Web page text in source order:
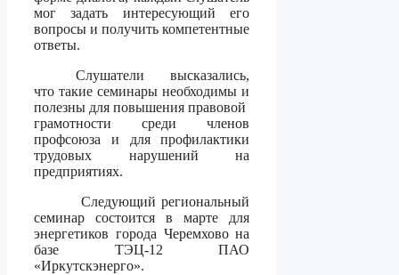
мог задать интересующий его
вопросы и получить компетентные
ответы.
Слушатели высказались,
что такие семинары необходимы и
полезны для повышения правовой
грамотности среди членов
профсоюза и для профилактики
трудовых нарушений на
предприятиях.
Следующий региональный
семинар состоится в марте для
энергетиков города Черемхово на
базе ТЭЦ-12 ПАО
«Иркутскэнерго».